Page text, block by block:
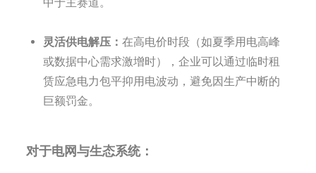
中于主赛道。
灵活供电解压：在高电价时段（如夏季用电高峰
或数据中心需求激增时），企业可以通过临时租
赁应急电力包平抑用电波动，避免因生产中断的
巨额罚金。
对于电网与生态系统：